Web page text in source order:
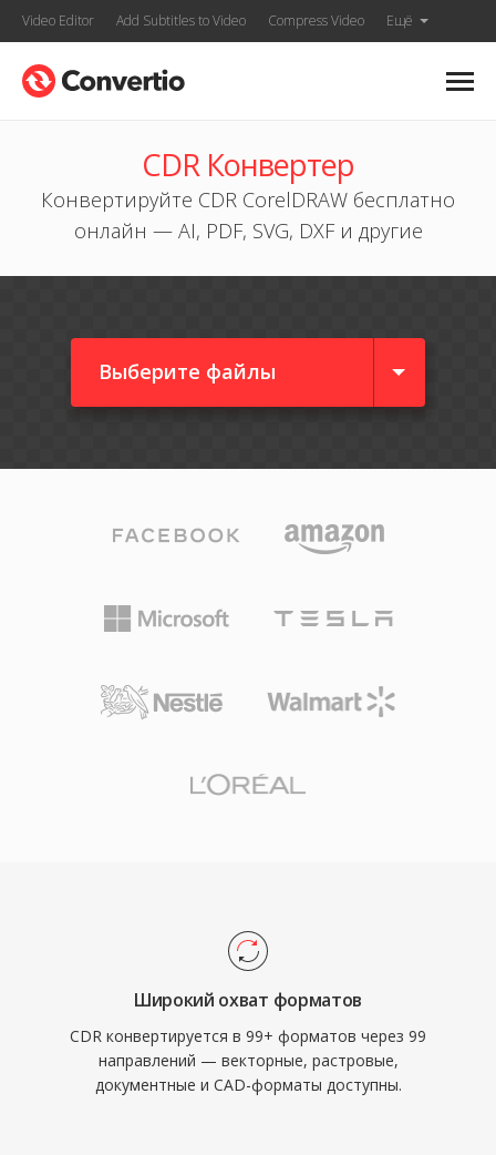
Video Editor Add Subtitles to Video Compress Video Ещё
CDR Конвертер
Конвертируйте CDR CorelDRAW бесплатно
онлайн — AI, PDF, SVG, DXF и другие
Выберите файлы
Широкий охват форматов
CDR конвертируется в 99+ форматов через 99
направлений — векторные, растровые,
документные и CAD-форматы доступны.